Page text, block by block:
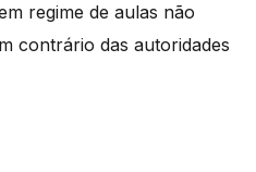
regime de aulas não
contrário das autoridades